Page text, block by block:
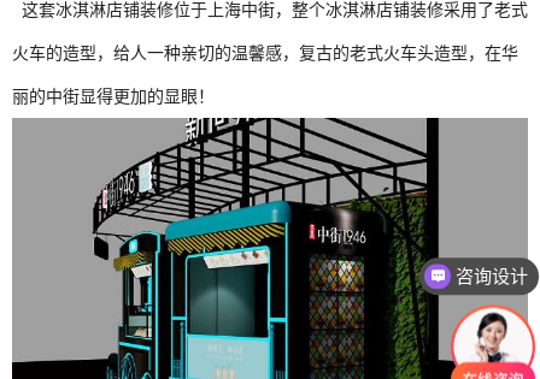
这套冰淇淋店铺装修位于上海中街，整个冰淇淋店铺装修采用了老式
火车的造型，给人一种亲切的温馨感，复古的老式火车头造型，在华
丽的中街显得更加的显眼！
咨询设计